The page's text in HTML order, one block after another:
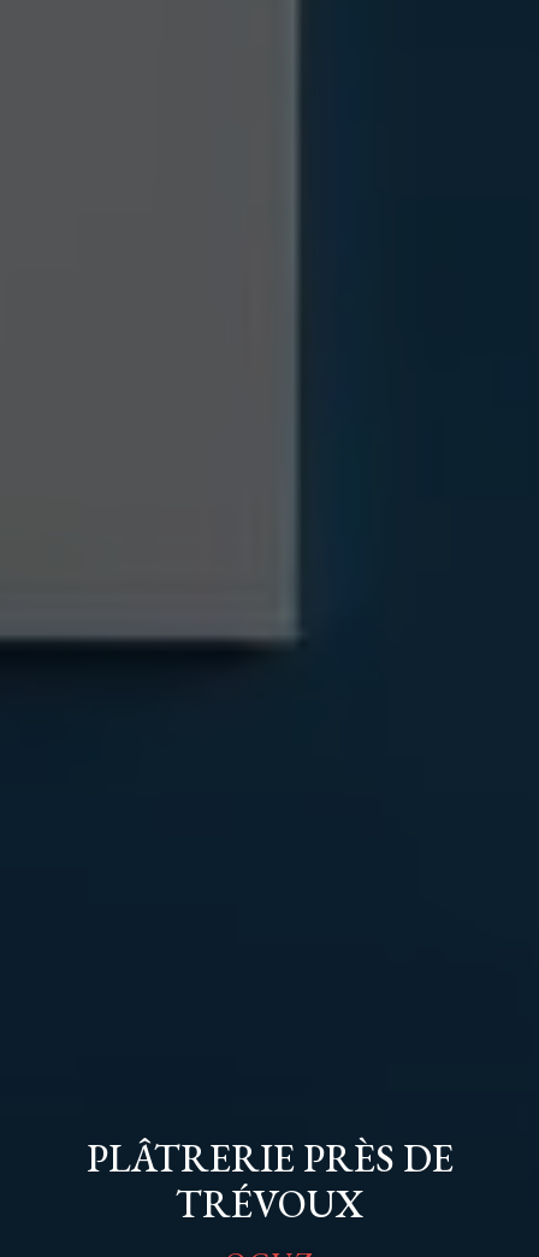
PLÂTRERIE PRÈS DE
TRÉVOUX